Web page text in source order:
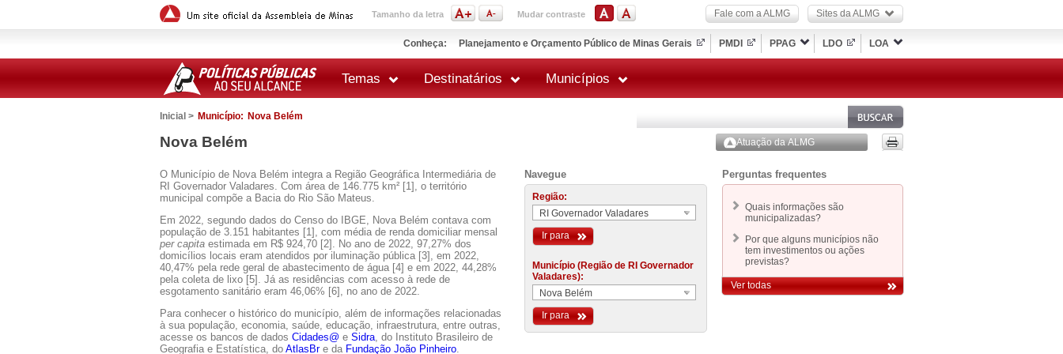
Tamanho da letra Mudar contraste Fale com a ALMG Sites da ALMG
Planejamento e Orçamento Público de Minas Gerais PMDI PPAG LDO LOA
Conheça:
Temas Destinatários Municípios
Inicial > Município: Nova Belém
Nova Belém Atuação da ALMG
O Município de Nova Belém integra a Região Geográfica Intermediária de
RI Governador Valadares. Com área de 146.775 km² [1], o território
municipal compõe a Bacia do Rio São Mateus.
Em 2022, segundo dados do Censo do IBGE, Nova Belém contava com
população de 3.151 habitantes [1], com média de renda domiciliar mensal
per capita estimada em R$ 924,70 [2]. No ano de 2022, 97,27% dos
domicílios locais eram atendidos por iluminação pública [3], em 2022,
40,47% pela rede geral de abastecimento de água [4] e em 2022, 44,28%
pela coleta de lixo [5]. Já as residências com acesso à rede de
esgotamento sanitário eram 46,06% [6], no ano de 2022.
Para conhecer o histórico do município, além de informações relacionadas
à sua população, economia, saúde, educação, infraestrutura, entre outras,
acesse os bancos de dados Cidades@ e Sidra, do Instituto Brasileiro de
Geografia e Estatística, do AtlasBre da Fundação João Pinheiro.
Navegue
Região:
RI Governador Valadares
Ir para
Município (Região de RI Governador
Valadares):
Nova Belém
Ir para
Perguntas frequentes
Quais informações são
municipalizadas?
Por que alguns municípios não
tem investimentos ou ações
previstas?
Ver todas